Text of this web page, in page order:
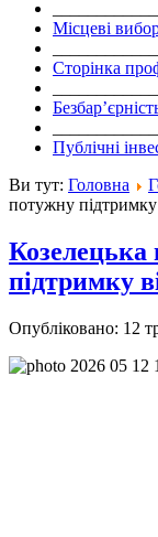
Місцеві
Сторінка
Публічні
Ви тут: Головна
потужну підтримку
Козелецька
підтримку
Опубліковано: 12